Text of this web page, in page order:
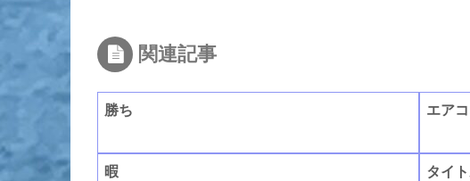
関連記事
勝ち エア
暇 タイ